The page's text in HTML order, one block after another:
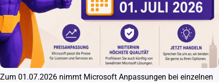
Zum 01.07.2026 nimmt Microsoft Anpassungen bei einzelnen